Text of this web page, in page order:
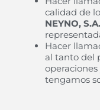
calidad de
NEYNO,
Hacer
al tanto del
tengamos